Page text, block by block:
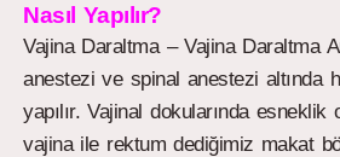
Nasıl Yapılır?
Vajina Daraltma – Vajina Daraltma
anestezi ve spinal anestezi altında
yapılır. Vajinal dokularında esneklik
vajina ile rektum dediğimiz makat